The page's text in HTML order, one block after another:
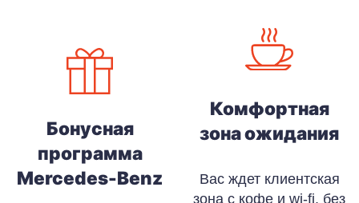
Бонусная
программа
Mercedes-Benz
Комфортная
зона ожидания
Вас ждет клиентская
зона с кофе и wi-fi, без